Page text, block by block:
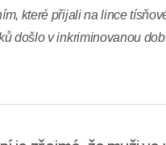
které přijali na lince
došlo v inkriminovanou